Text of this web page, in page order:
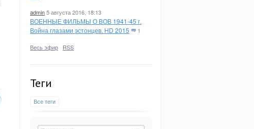
admin5 августа 2016, 18:13
ВОЕННЫЕ ФИЛЬМЫ О ВОВ 1941-45 г.
Война глазами эстонцев. HD 2015
1
Весь эфир · RSS
Теги
Все теги